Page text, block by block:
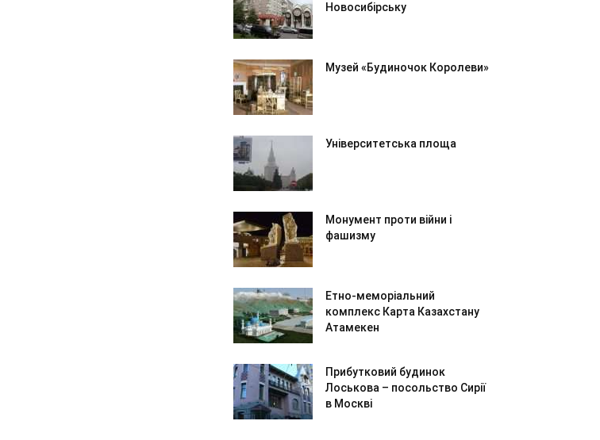
Новосибірську
Музей «Будиночок Королеви»
Університетська площа
Монумент проти війни і
фашизму
Етно-меморіальний
комплекс Карта Казахстану
Атамекен
Прибутковий будинок
Лоськова – посольство Сирії
в Москві